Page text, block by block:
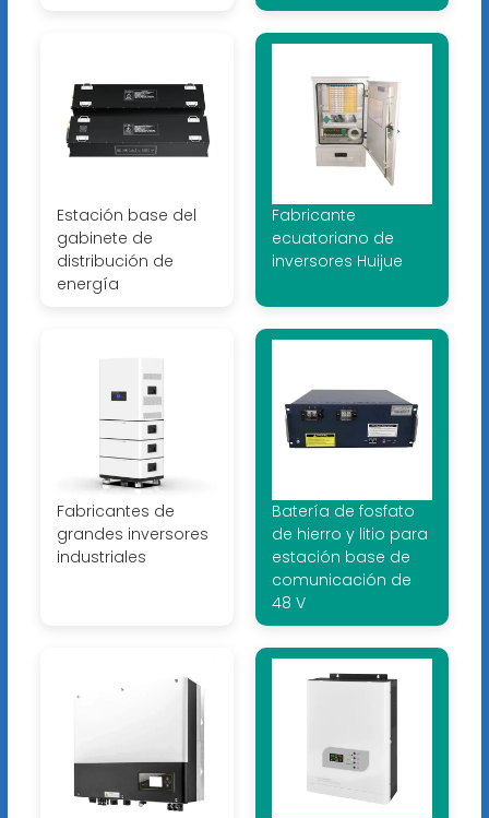
Estación base del
gabinete de
distribución de
energía
Fabricante
ecuatoriano de
inversores Huijue
Fabricantes de
grandes inversores
industriales
Batería de fosfato
de hierro y litio para
estación base de
comunicación de
48 V